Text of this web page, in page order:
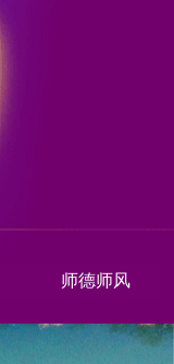
师德师风